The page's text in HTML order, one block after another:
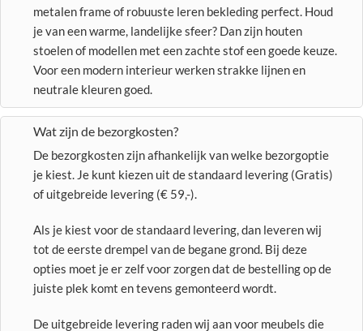
metalen frame of robuuste leren bekleding perfect. Houd
je van een warme, landelijke sfeer? Dan zijn houten
stoelen of modellen met een zachte stof een goede keuze.
Voor een modern interieur werken strakke lijnen en
neutrale kleuren goed.
Wat zijn de bezorgkosten?
De bezorgkosten zijn afhankelijk van welke bezorgoptie
je kiest. Je kunt kiezen uit de standaard levering (Gratis)
of uitgebreide levering (€ 59,-).
Als je kiest voor de standaard levering, dan leveren wij
tot de eerste drempel van de begane grond. Bij deze
opties moet je er zelf voor zorgen dat de bestelling op de
juiste plek komt en tevens gemonteerd wordt.
De uitgebreide levering raden wij aan voor meubels die